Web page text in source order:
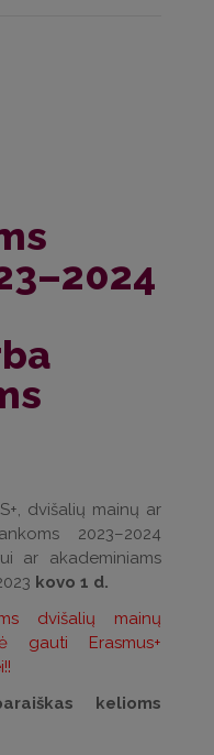
dvišalių mainų ar
2023–2024
ar akademiniams
kovo 1 d.
dvišalių mainų
gauti Erasmus+
kelioms